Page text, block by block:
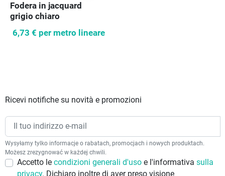
Fodera in jacquard
grigio chiaro
6,73 € per metro lineare
Ricevi notifiche su novità e promozioni
Wysyłamy tylko informacje o rabatach, promocjach i nowych produktach.
Możesz zrezygnować w każdej chwili.
Accetto le condizioni generali d'uso e l'informativa sulla
privacy. Dichiaro inoltre di aver preso visione